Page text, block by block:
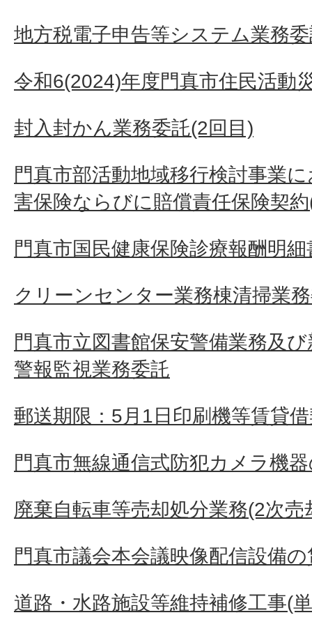
地方税電子申告等システム業務
令和6(2024)年度門真市住民活動
封入封かん業務委託(2回目)
門真市部活動地域移行検討事業
害保険ならびに賠償責任保険契
門真市国民健康保険診療報酬明
クリーンセンター業務棟清掃業
門真市立図書館保安警備業務及
警報監視業務委託
郵送期限：5月1日印刷機等賃貸
門真市無線通信式防犯カメラ機
廃棄自転車等売却処分業務(2次売
門真市議会本会議映像配信設備
道路・水路施設等維持補修工事(